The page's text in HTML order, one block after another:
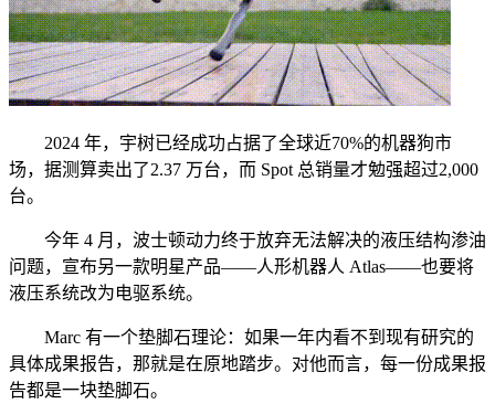
2024 年，宇树已经成功占据了全球近70%的机器狗市
场，据测算卖出了2.37 万台，而 Spot 总销量才勉强超过2,000
台。
今年 4 月，波士顿动力终于放弃无法解决的液压结构渗油
问题，宣布另一款明星产品——人形机器人 Atlas——也要将
液压系统改为电驱系统。
Marc 有一个垫脚石理论：如果一年内看不到现有研究的
具体成果报告，那就是在原地踏步。对他而言，每一份成果报
告都是一块垫脚石。